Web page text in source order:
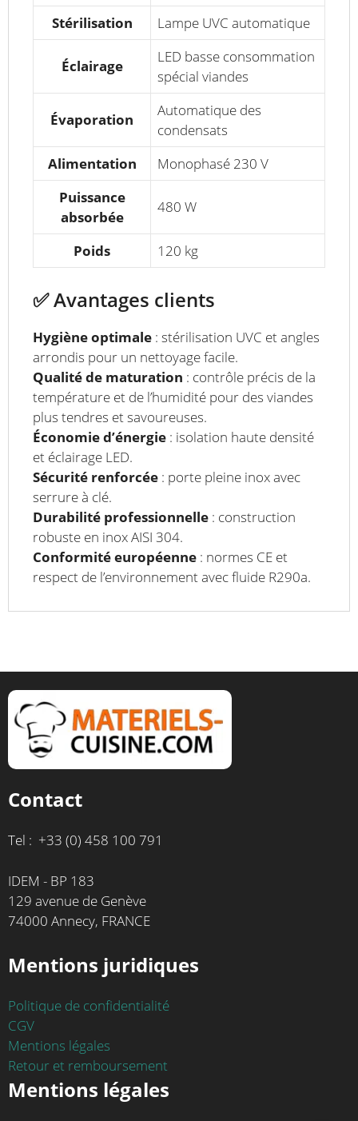
Stérilisation
Lampe UVC automatique
Éclairage
LED basse consommation
spécial viandes
Évaporation
Automatique des
condensats
Alimentation
Monophasé 230 V
Puissance
absorbée
480 W
Poids 120 kg
✅ Avantages clients
Hygiène optimale : stérilisation UVC et angles
arrondis pour un nettoyage facile.
Qualité de maturation : contrôle précis de la
température et de l’humidité pour des viandes
plus tendres et savoureuses.
Économie d’énergie : isolation haute densité
et éclairage LED.
Sécurité renforcée : porte pleine inox avec
serrure à clé.
Durabilité professionnelle : construction
robuste en inox AISI 304.
Conformité européenne : normes CE et
respect de l’environnement avec fluide R290a.
Contact
Tel : +33 (0) 458 100 791
IDEM - BP 183
129 avenue de Genève
74000 Annecy, FRANCE
Mentions juridiques
Politique de confidentialité
CGV
Mentions légales
Retour et remboursement
Mentions légales